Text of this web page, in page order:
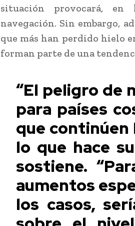
situación provocará,
navegación. Sin embargo,
que más han perdido hielo
forman parte de una
“El peligro de
para países
que continúen
lo que hace
sostiene.
aumentos
los casos,